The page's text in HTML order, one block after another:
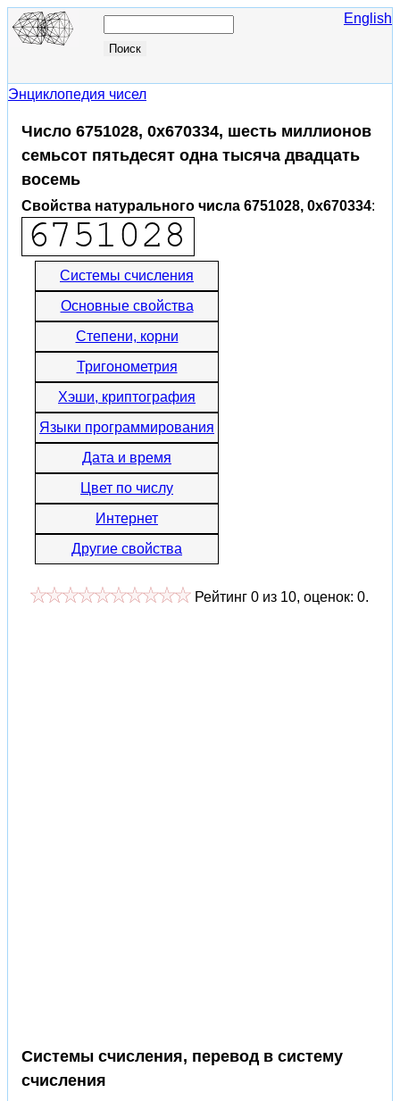
English
Энциклопедия чисел
Число 6751028, 0x670334, шесть миллионов
семьсот пятьдесят одна тысяча двадцать
восемь
Свойства натурального числа 6751028, 0x670334:
Системы счисления
Основные свойства
Степени, корни
Тригонометрия
Хэши, криптография
Языки программирования
Дата и время
Цвет по числу
Интернет
Другие свойства
Рейтинг 0 из 10, оценок: 0.
Системы счисления, перевод в систему
счисления